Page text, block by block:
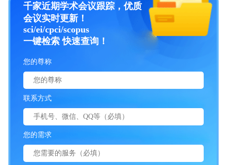
千家近期学术会议跟踪，优质
会议实时更新！
sci/ei/cpci/scopus
一键检索 快速查询！
您的尊称
联系方式
您的需求